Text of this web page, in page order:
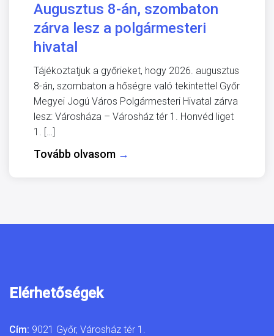
Augusztus 8-án, szombaton
zárva lesz a polgármesteri
hivatal
Tájékoztatjuk a győrieket, hogy 2026. augusztus
8-án, szombaton a hőségre való tekintettel Győr
Megyei Jogú Város Polgármesteri Hivatal zárva
lesz: Városháza – Városház tér 1. Honvéd liget
1. […]
Tovább olvasom →
Elérhetőségek
Cím: 9021 Győr, Városház tér 1.